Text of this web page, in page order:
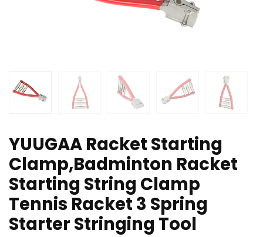
YUUGAA Racket Starting
Clamp,Badminton Racket
Starting String Clamp
Tennis Racket 3 Spring
Starter Stringing Tool